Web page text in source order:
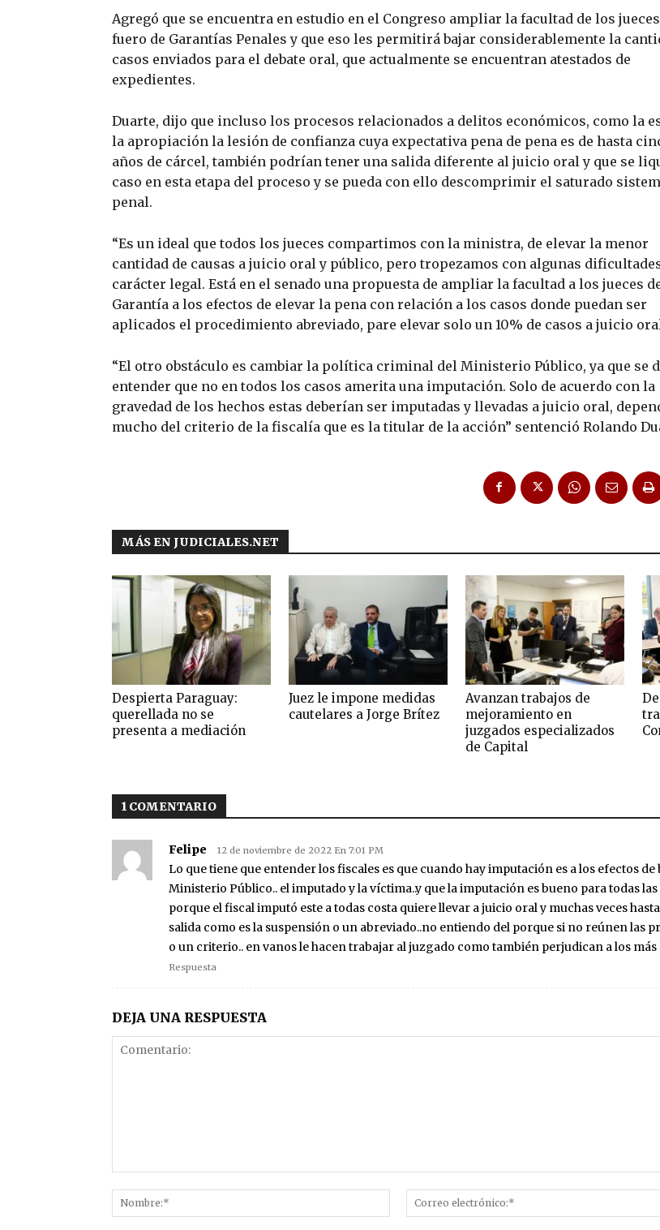
Agregó que se encuentra en estudio en el Congreso ampliar la facultad de los
fuero de Garantías Penales y que eso les permitirá bajar considerablemente la
casos enviados para el debate oral, que actualmente se encuentran atestados de
expedientes.
Duarte, dijo que incluso los procesos relacionados a delitos económicos, como la
la apropiación la lesión de confianza cuya expectativa pena de pena es de hasta
años de cárcel, también podrían tener una salida diferente al juicio oral y que se
caso en esta etapa del proceso y se pueda con ello descomprimir el saturado
penal.
“Es un ideal que todos los jueces compartimos con la ministra, de elevar la menor
cantidad de causas a juicio oral y público, pero tropezamos con algunas
carácter legal. Está en el senado una propuesta de ampliar la facultad a los jueces
Garantía a los efectos de elevar la pena con relación a los casos donde puedan ser
aplicados el procedimiento abreviado, pare elevar solo un 10% de casos a juicio
“El otro obstáculo es cambiar la política criminal del Ministerio Público, ya que se
entender que no en todos los casos amerita una imputación. Solo de acuerdo con la
gravedad de los hechos estas deberían ser imputadas y llevadas a juicio oral,
mucho del criterio de la fiscalía que es la titular de la acción” sentenció Rolando
MÁS EN JUDICIALES.NET
Despierta Paraguay:
querellada no se
presenta a mediación
Juez le impone medidas
cautelares a Jorge Brítez
Avanzan trabajos de
mejoramiento en
juzgados especializados
de Capital
1 COMENTARIO
Felipe 12 de noviembre de 2022 En 7:01 PM
Lo que tiene que entender los fiscales es que cuando hay imputación es a los efectos
Ministerio Público.. el imputado y la víctima..y que la imputación es bueno para todas
porque el fiscal imputó este a todas costa quiere llevar a juicio oral y muchas veces
salida como es la suspensión o un abreviado..no entiendo del porque si no reúnen las
o un criterio.. en vanos le hacen trabajar al juzgado como también perjudican a los más
Respuesta
DEJA UNA RESPUESTA
Nombre:*